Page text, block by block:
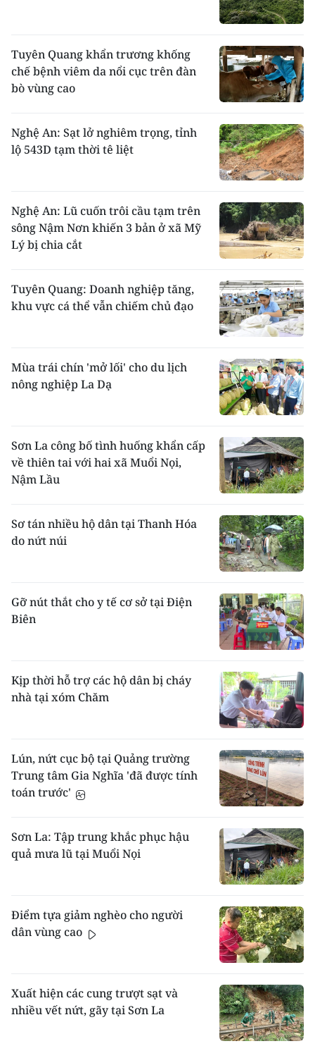
Tuyên Quang khẩn trương khống
chế bệnh viêm da nổi cục trên đàn
bò vùng cao
Nghệ An: Sạt lở nghiêm trọng, tỉnh
lộ 543D tạm thời tê liệt
Nghệ An: Lũ cuốn trôi cầu tạm trên
sông Nậm Nơn khiến 3 bản ở xã Mỹ
Lý bị chia cắt
Tuyên Quang: Doanh nghiệp tăng,
khu vực cá thể vẫn chiếm chủ đạo
Mùa trái chín 'mở lối' cho du lịch
nông nghiệp La Dạ
Sơn La công bố tình huống khẩn cấp
về thiên tai với hai xã Muổi Nọi,
Nậm Lầu
Sơ tán nhiều hộ dân tại Thanh Hóa
do nứt núi
Gỡ nút thắt cho y tế cơ sở tại Điện
Biên
Kịp thời hỗ trợ các hộ dân bị cháy
nhà tại xóm Chăm
Lún, nứt cục bộ tại Quảng trường
Trung tâm Gia Nghĩa 'đã được tính
toán trước'
Sơn La: Tập trung khắc phục hậu
quả mưa lũ tại Muổi Nọi
Điểm tựa giảm nghèo cho người
dân vùng cao
Xuất hiện các cung trượt sạt và
nhiều vết nứt, gãy tại Sơn La